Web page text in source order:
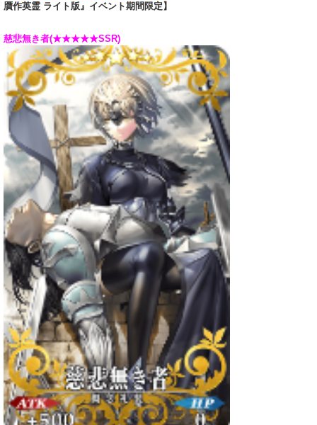
贋作英霊 ライト版』イベント期間限定】
慈悲無き者(★★★★★SSR)